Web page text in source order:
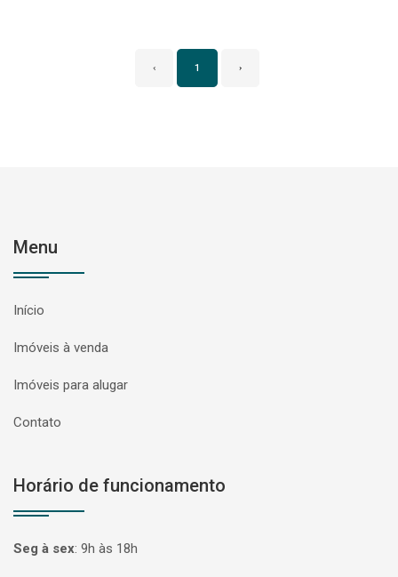
‹ 1 ›
Menu
Início
Imóveis à venda
Imóveis para alugar
Contato
Horário de funcionamento
Seg à sex: 9h às 18h